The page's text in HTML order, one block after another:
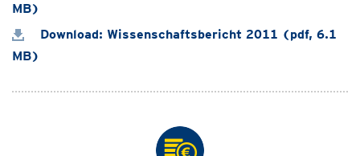
MB)
Download: Wissenschaftsbericht 2011 (pdf, 6.1
MB)